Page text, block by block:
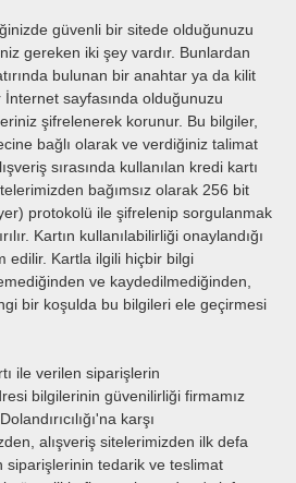
güvenli bir sitede olduğunuzu
gereken iki şey vardır. Bunlardan
bulunan bir anahtar ya da kilit
sayfasında olduğunuzu
şifrelenerek korunur. Bu bilgiler,
bağlı olarak ve verdiğiniz talimat
sırasında kullanılan kredi kartı
bağımsız olarak 256 bit
protokolü ile şifrelenip sorgulanmak
Kartın kullanılabilirliği onaylandığı
edilir. Kartla ilgili hiçbir bilgi
ve kaydedilmediğinden,
bir koşulda bu bilgileri ele geçirmesi
ile verilen siparişlerin
bilgilerinin güvenilirliği firmamız
karşı
alışveriş sitelerimizden ilk defa
siparişlerinin tedarik ve teslimat